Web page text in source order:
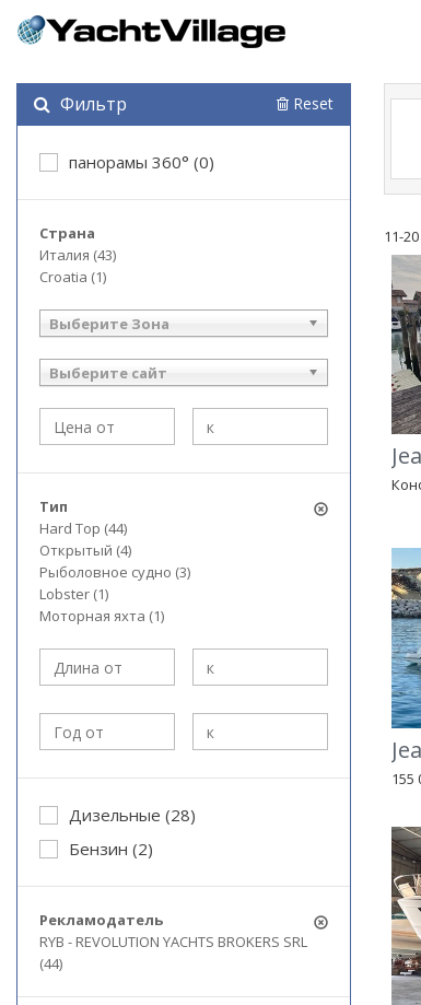
Фильтр Reset
панорамы 360° (0)
Страна
Италия (43)
Croatia (1)
Выберите Зона
Выберите сайт
Тип
Hard Top (44)
Открытый (4)
Рыболовное судно (3)
Lobster (1)
Моторная яхта (1)
Дизельные (28)
Бензин (2)
Рекламодатель
RYB - REVOLUTION YACHTS BROKERS SRL
(44)
11-
155